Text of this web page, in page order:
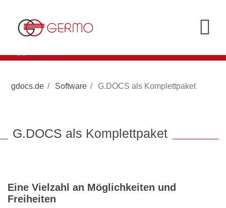
gdocs.de Software G.DOCS als Komplettpaket
G.DOCS als Komplettpaket
Eine Vielzahl an Möglichkeiten und
Freiheiten